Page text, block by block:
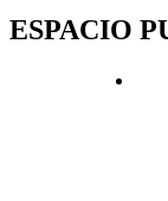
ESPACIO